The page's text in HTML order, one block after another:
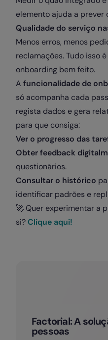
elemento ajuda a prever
Qualidade do serviço
Menos erros, menos
reclamações. Tudo isso
onboarding bem feito.
A funcionalidade de
só acompanha cada
regista dados e gera
para que consiga:
Ver o progresso das
Obter feedback
questionários.
Consultar o histórico
identificar padrões e
🚀 Quer experimentar a
si?Clique aqui!
Factorial: A
pessoas